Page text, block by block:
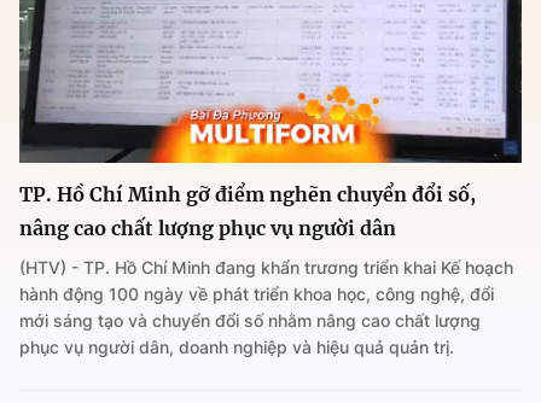
TP. Hồ Chí Minh gỡ điểm nghẽn chuyển đổi số,
nâng cao chất lượng phục vụ người dân
(HTV) - TP. Hồ Chí Minh đang khẩn trương triển khai Kế hoạch
hành động 100 ngày về phát triển khoa học, công nghệ, đổi
mới sáng tạo và chuyển đổi số nhằm nâng cao chất lượng
phục vụ người dân, doanh nghiệp và hiệu quả quản trị.